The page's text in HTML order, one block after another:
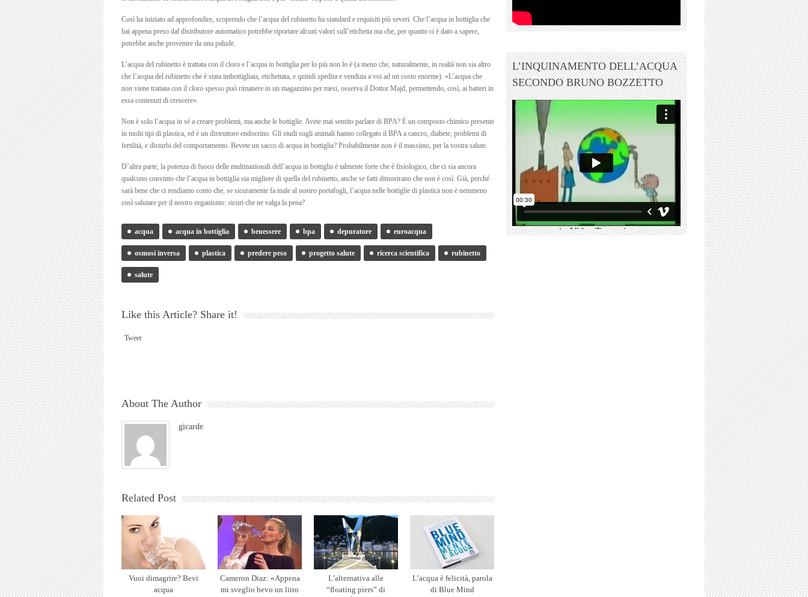
Così ha iniziato ad approfondire, scoprendo che l’acqua del rubinetto ha standard e requisiti più severi. Che l’acqua in bottiglia che
hai appena preso dal distributore automatico potrebbe riportare alcuni valori sull’etichetta ma che, per quanto ci è dato a sapere,
potrebbe anche provenire da una palude.
L’acqua del rubinetto è trattata con il cloro e l’acqua in bottiglia per lo più non lo è (a meno che, naturalmente, in realtà non sia altro
che l’acqua del rubinetto che è stata imbottigliata, etichettata, e quindi spedita e venduta a voi ad un costo enorme). «L’acqua che
non viene trattata con il cloro spesso può rimanere in un magazzino per mesi, osserva il Dottor Majd, permettendo, così, ai batteri in
essa contenuti di crescere».
Non è solo l’acqua in sé a creare problemi, ma anche le bottiglie. Avete mai sentito parlare di BPA? È un composto chimico presente
in molti tipi di plastica, ed è un distruttore endocrino. Gli studi sugli animali hanno collegato il BPA a cancro, diabete, problemi di
fertilità, e disturbi del comportamento. Bevete un sacco di acqua in bottiglia? Probabilmente non è il massimo, per la vostra salute.
D’altra parte, la potenza di fuoco delle multinazionali dell’acqua in bottiglia è talmente forte che è fisiologico, che ci sia ancora
qualcuno convinto che l’acqua in bottiglia sia migliore di quella del rubinetto, anche se fatti dimostrano che non è così. Già, perché
sarà bene che ci rendiamo conto che, se sicuramente fa male al nostro portafogli, l’acqua nelle bottiglie di plastica non è nemmeno
così salutare per il nostro organismo: sicuri che ne valga la pena?
acqua acqua in bottiglia benessere bpa depuratore euroacqua
osmosi inversa plastica predere peso progetto salute ricerca scientifica rubinetto
salute
Like this Article? Share it!
Tweet
About The Author
gicarde
Related Post
Vuoi dimagrire? Bevi
acqua
Cameron Diaz: «Appena
mi sveglio bevo un litro
L’alternativa alle
“floating piers” di
L’acqua è felicità, parola
di Blue Mind
L’INQUINAMENTO DELL’ACQUA
SECONDO BRUNO BOZZETTO